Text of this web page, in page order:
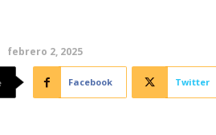
febrero 2, 2025
Facebook Twitter